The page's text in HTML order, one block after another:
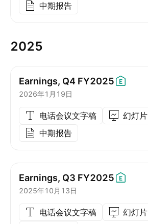
中期报告
2025
Earnings, Q4 FY2025
2026年1月19日
电话会议文字稿
幻灯片
中期报告
Earnings, Q3 FY2025
2025年10月13日
电话会议文字稿
幻灯片